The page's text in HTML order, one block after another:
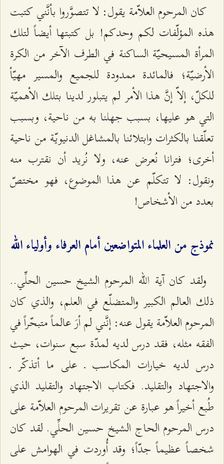
كان المرحوم العلاّمة يقول: لا تتصوَّروا بأنَّني كتبت
هذه المؤلّفات لكم وحدكم! بل كتبتها أيضاً لتلك
المرأة المسيحيّة الساكنة في الطرف الآخر من الكرة
الأرضيّة؛ فالمائدة ممدودة للجميع والمسير مهيّأ
للكلّ، إلاّ إنَّ هذا الأمر لم يتبلور لدينا بتلك الأهميّة
التي هو عليها، بسبب جهلنا به من ناحية، وبسبب
تعلّقنا بالكثرات وابتلائنا بالمشاغل الدنيويّة من ناحية
أخرى؛ فترانا نُعرض عنه، ولا نُريد أن نقترب منه
ونقول: لا تتكلّم عن هذا الموضوع، فهو مختصّ
بعدد من الأشخاص!
نموذج من العلماء المتواضعين أمام العرفاء وأولياء الله
ولقد كان آية الله المرحوم الشيخ حسين الحلِّي..
ذلك العالم الكبير والمتضلّع في العلم، والذي كان
المرحوم العلاّمة يقول عنه: إنَّني لم أرَ عالماً متبحّراً في
الفقه مثله، فقد درس لديه لمدّة سبع سنوات، حيث
درس لديه خيارات المكاسب ـ على ما أتذكّر ـ
والاجتهاد والتقليد. فكتاب الاجتهاد والتقليد الذي
طُبع أخيراً هو عبارة عن تقريرات المرحوم العلاّمة على
درس المرحوم الحاج الشيخ حسين الحلِّي. لقد كان
شخصاً عظيماً جدّاً؛ وقد أُوردت في الهوامش على